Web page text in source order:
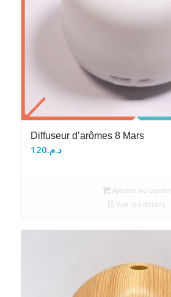
Diffuseur d’arômes 8 Mars
د.م.120
Ajouter au panier
Voir les détails